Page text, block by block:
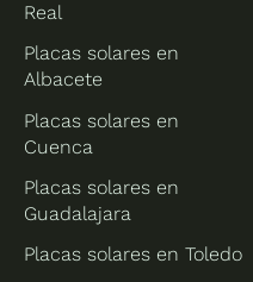
Real
Placas solares en
Albacete
Placas solares en
Cuenca
Placas solares en
Guadalajara
Placas solares en Toledo